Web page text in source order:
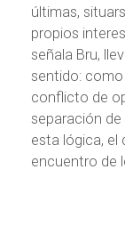
últimas,
propios
señala Bru,
sentido:
conflicto de
separación
esta lógica, el
encuentro de